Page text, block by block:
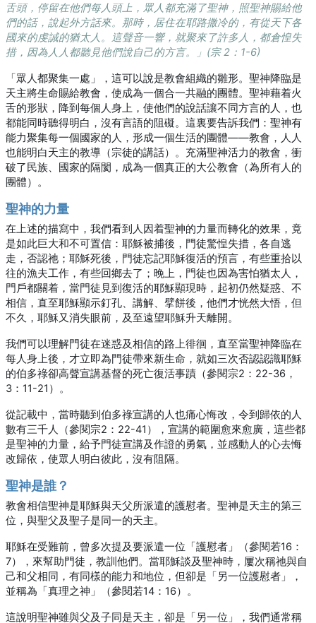
舌頭，停留在他們每人頭上，眾人都充滿了聖神，照聖神賜給他
們的話，說起外方話來。那時，居住在耶路撒冷的，有從天下各
國來的虔誠的猶太人。這聲音一響，就聚來了許多人，都倉惶失
措，因為人人都聽見他們說自己的方言。」(宗 2：1-6)
「眾人都聚集一處」，這可以說是教會組織的雛形。聖神降臨是
天主將生命賜給教會，使成為一個合一共融的團體。聖神藉着火
舌的形狀，降到每個人身上，使他們的說話讓不同方言的人，也
都能同時聽得明白，沒有言語的阻礙。這裏要告訴我們：聖神有
能力聚集每一個國家的人，形成一個生活的團體——教會，人人
也能明白天主的教導（宗徒的講話）。充滿聖神活力的教會，衝
破了民族、國家的隔閡，成為一個真正的大公教會（為所有人的
團體）。
聖神的力量
在上述的描寫中，我們看到人因着聖神的力量而轉化的效果，竟
是如此巨大和不可置信：耶穌被捕後，門徒驚惶失措，各自逃
走，否認祂；耶穌死後，門徒忘記耶穌復活的預言，有些重拾以
往的漁夫工作，有些回鄉去了；晚上，門徒也因為害怕猶太人，
門戶都關着，當門徒見到復活的耶穌顯現時，起初仍然疑惑、不
相信，直至耶穌顯示釘孔、講解、擘餅後，他們才恍然大悟，但
不久，耶穌又消失眼前，及至遠望耶穌升天離開。
我們可以理解門徒在迷惑及相信的路上徘徊，直至當聖神降臨在
每人身上後，才立即為門徒帶來新生命，就如三次否認認識耶穌
的伯多祿卻高聲宣講基督的死亡復活事蹟（參閱宗2：22-36，
3：11-21）。
從記載中，當時聽到伯多祿宣講的人也痛心悔改，令到歸依的人
數有三千人（參閱宗2：22-41），宣講的範圍愈來愈廣，這些都
是聖神的力量，給予門徒宣講及作證的勇氣，並感動人的心去悔
改歸依，使眾人明白彼此，沒有阻隔。
聖神是誰？
教會相信聖神是耶穌與天父所派遣的護慰者。聖神是天主的第三
位，與聖父及聖子是同一的天主。
耶穌在受難前，曾多次提及要派遣一位「護慰者」（參閱若16：
7），來幫助門徒，教訓他們。當耶穌談及聖神時，屢次稱祂與自
己和父相同，有同樣的能力和地位，但卻是「另一位護慰者」，
並稱為「真理之神」（參閱若14：16）。
這說明聖神雖與父及子同是天主，卻是「另一位」，我們通常稱